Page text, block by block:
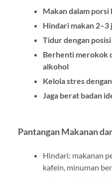
Makan dalam
Hindari makan
Tidur dengan
Berhenti merokok
alkohol
Kelola stres
Jaga berat badan
Pantangan Makanan
Hindari: makanan
kafein, minuman